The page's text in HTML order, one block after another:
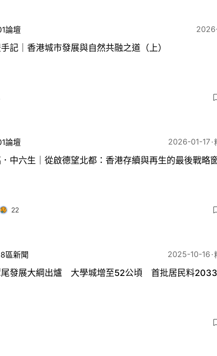
論壇
記｜香港城市發展與自然共融之道（上）
論壇 2026-01-17
中六生｜從啟德望北都：香港存續與再生的最後戰略
22
區新聞 2025-10-16
發展大綱出爐 大學城增至52公頃 首批居民料2033